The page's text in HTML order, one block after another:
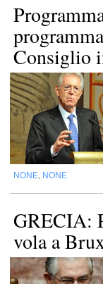
Consiglio
NONE NONE
GRECIA:
vola a